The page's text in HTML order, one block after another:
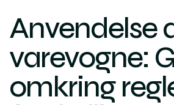
Anvendelse
varevogne:
omkring